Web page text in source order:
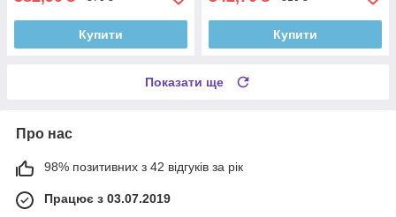
Купити Купити
Показати ще
Про нас
98% позитивних з 42 відгуків за рік
Працює з 03.07.2019